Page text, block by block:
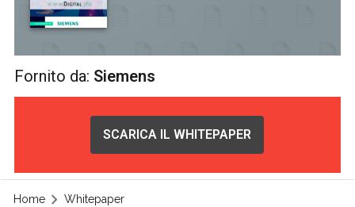
Fornito da: Siemens
SCARICA IL WHITEPAPER
Home Whitepaper